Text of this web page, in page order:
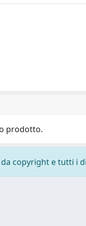
prodotto.
copyright e tutti i